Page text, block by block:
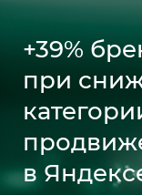
+39%
при
в